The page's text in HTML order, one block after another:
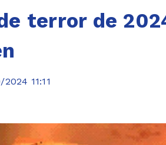
terror de
11:11